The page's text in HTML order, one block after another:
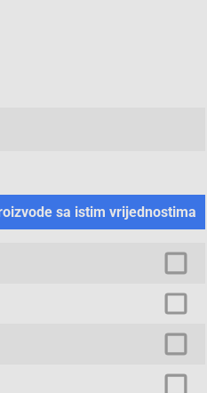
sa istim vrijednostima